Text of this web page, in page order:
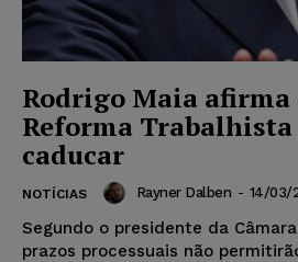
Rodrigo Maia afirma
Reforma Trabalhista
caducar
NOTÍCIAS Rayner Dalben - 14/03/
Segundo o presidente da
prazos processuais não